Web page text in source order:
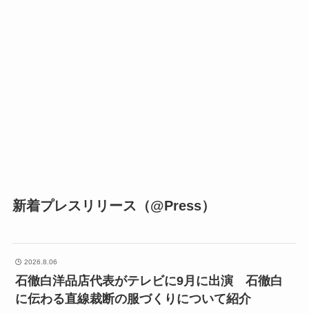
新着プレスリリース（@Press）
2026.8.06
石徹白洋品店代表がテレビに9月に出演 石徹白
に伝わる直線裁断の服づくりについて紹介